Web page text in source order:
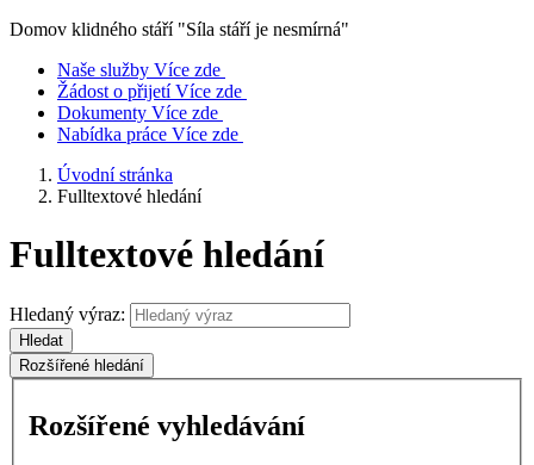
Domov klidného stáří "Síla stáří je nesmírná"
Naše služby Více zde
Žádost o přijetí Více zde
Dokumenty Více zde
Nabídka práce Více zde
Úvodní stránka
Fulltextové hledání
Fulltextové hledání
Hledaný výraz:
Hledat
Rozšířené hledání
Rozšířené vyhledávání